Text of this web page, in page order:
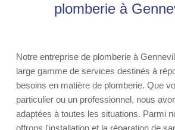
plomberie à
Notre entreprise de plomberie à
large gamme de services destinés à
besoins en matière de plomberie. Que
particulier ou un professionnel, nous
adaptées à toutes les situations. Parmi
offrons l'installation et la réparation de